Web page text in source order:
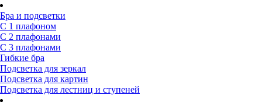
Бра и подсветки
С 1 плафоном
С 2 плафонами
С 3 плафонами
Гибкие бра
Подсветка для зеркал
Подсветка для картин
Подсветка для лестниц и ступеней